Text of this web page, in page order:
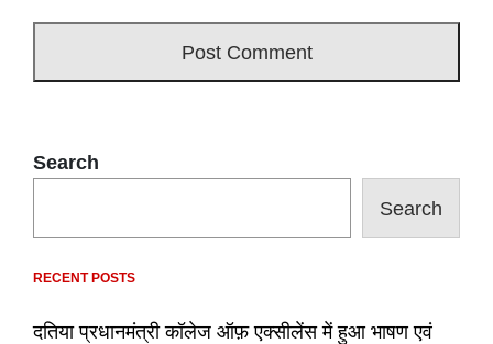
Search
Search
RECENT POSTS
दतिया प्रधानमंत्री कॉलेज ऑफ़ एक्सीलेंस में हुआ भाषण एवं